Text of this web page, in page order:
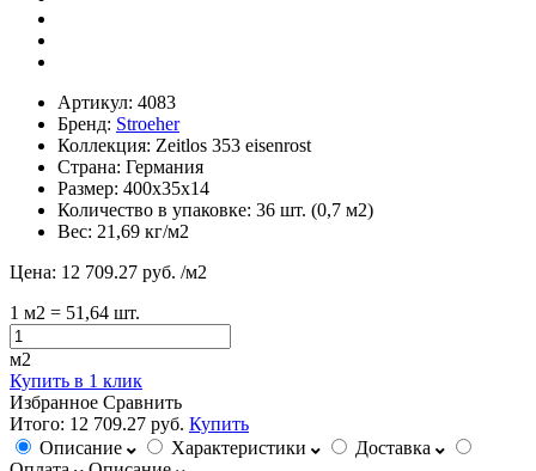
Артикул: 4083
Бренд: Stroeher
Коллекция: Zeitlos 353 eisenrost
Страна: Германия
Размер: 400х35х14
Количество в упаковке: 36 шт. (0,7 м2)
Вес: 21,69 кг/м2
Цена: 12 709.27 руб. /м2
1 м2 = 51,64 шт.
м2
Купить в 1 клик
Избранное Сравнить
Итого: 12 709.27 руб. Купить
Описание
Характеристики
Доставка